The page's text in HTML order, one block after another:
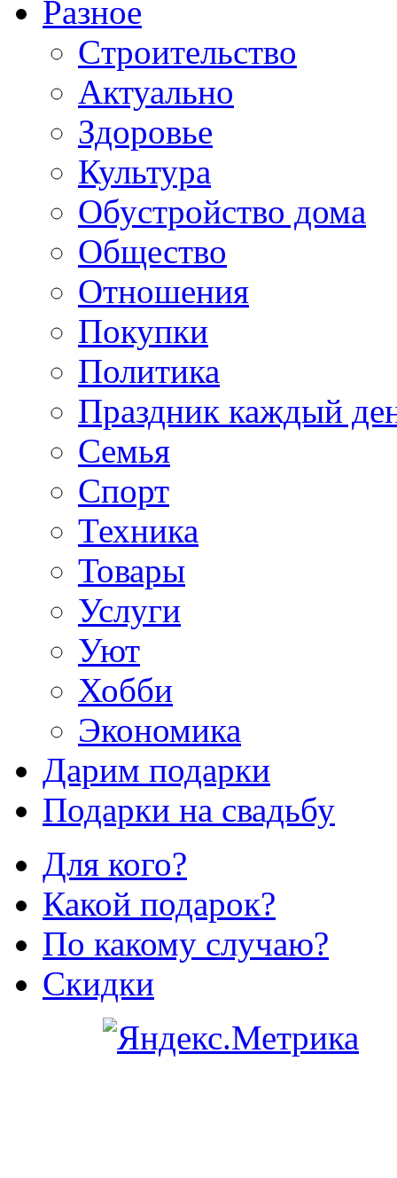
Разное
Cтроительство
Актуально
Здоровье
Культура
Обустройство дома
Общество
Отношения
Покупки
Политика
Праздник каждый
Семья
Спорт
Техника
Товары
Услуги
Уют
Хобби
Экономика
Дарим подарки
Подарки на свадьбу
Для кого?
Какой подарок?
По какому случаю?
Скидки